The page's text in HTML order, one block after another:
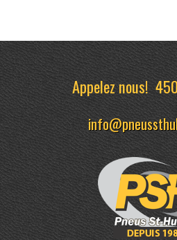
Appelez nous!